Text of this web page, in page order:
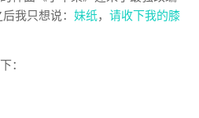
我只想说： 妹纸， 请收下我的膝
：